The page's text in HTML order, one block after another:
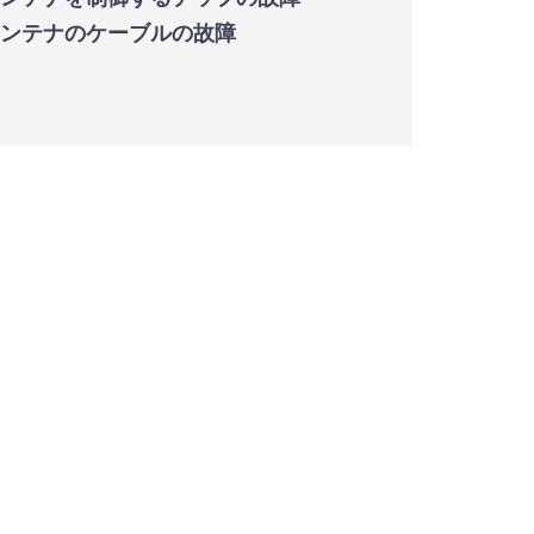
テナのケーブルの故障